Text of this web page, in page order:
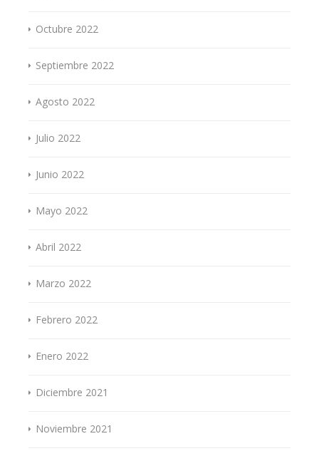
Octubre 2022
Septiembre 2022
Agosto 2022
Julio 2022
Junio 2022
Mayo 2022
Abril 2022
Marzo 2022
Febrero 2022
Enero 2022
Diciembre 2021
Noviembre 2021